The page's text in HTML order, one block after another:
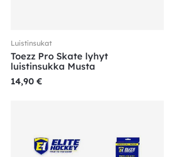
Luistinsukat
Toezz Pro Skate lyhyt
luistinsukka Musta
14,90 €